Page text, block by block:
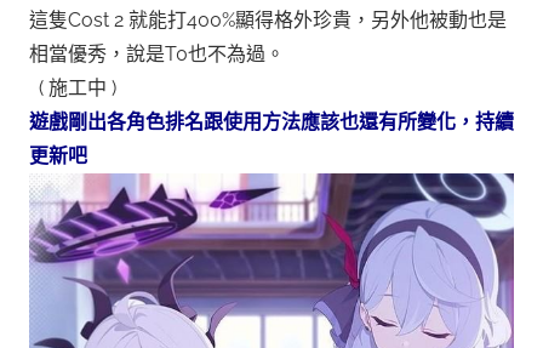
這隻Cost 2 就能打400%顯得格外珍貴，另外他被動也是
相當優秀，說是T0也不為過。
( 施工中 )
遊戲剛出各角色排名跟使用方法應該也還有所變化，持續
更新吧